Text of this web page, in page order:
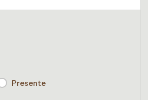
Presente